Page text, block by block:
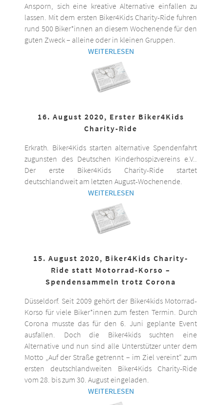
Ansporn, sich eine kreative Alternative einfallen zu
lassen. Mit dem ersten Biker4Kids Charity-Ride fuhren
rund 500 Biker*innen an diesem Wochenende für den
guten Zweck – alleine oder in kleinen Gruppen.
WEITERLESEN
16. August 2020, Erster Biker4Kids
Charity-Ride
Erkrath. Biker4Kids starten alternative Spendenfahrt
zugunsten des Deutschen Kinderhospizvereins e.V..
Der erste Biker4Kids Charity-Ride startet
deutschlandweit am letzten August-Wochenende.
WEITERLESEN
15. August 2020, Biker4Kids Charity-
Ride statt Motorrad-Korso –
Spendensammeln trotz Corona
Düsseldorf. Seit 2009 gehört der Biker4kids Motorrad-
Korso für viele Biker*innen zum festen Termin. Durch
Corona musste das für den 6. Juni geplante Event
ausfallen. Doch die Biker4kids suchten eine
Alternative und nun sind alle Unterstützer unter dem
Motto „Auf der Straße getrennt – im Ziel vereint“ zum
ersten deutschlandweiten Biker4Kids Charity-Ride
vom 28. bis zum 30. August eingeladen.
WEITERLESEN